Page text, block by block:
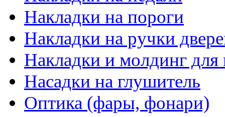
Накладки на пороги
Накладки на ручки
Накладки и молдинг для
Насадки на глушитель
Оптика (фары, фонари)